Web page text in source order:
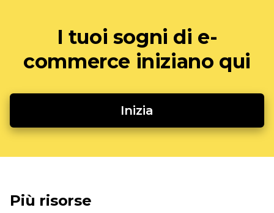
I tuoi sogni di e-
commerce iniziano qui
Inizia
Più risorse